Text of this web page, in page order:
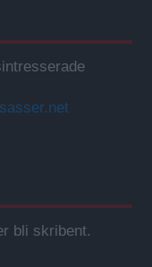
bli skribent.